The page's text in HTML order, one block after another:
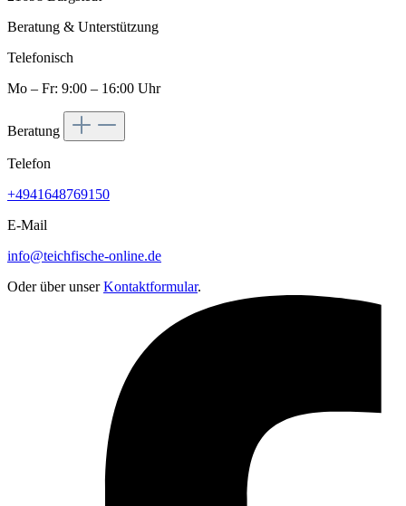
Beratung & Unterstützung
Telefonisch
Mo – Fr: 9:00 – 16:00 Uhr
Beratung
Telefon
+4941648769150
E-Mail
info@teichfische-online.de
Oder über unserKontaktformular.